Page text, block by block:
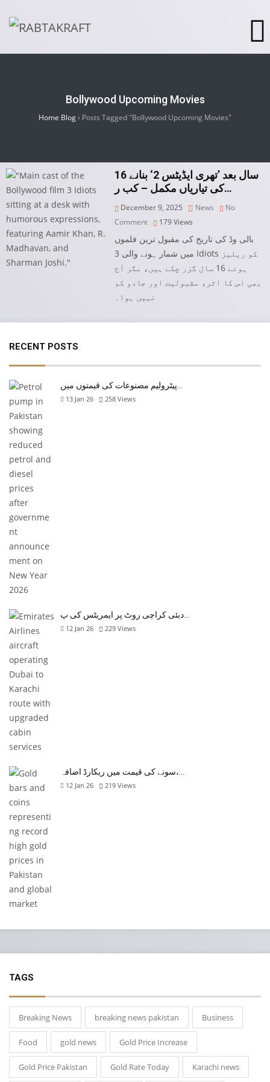
Bollywood Upcoming Movies
Home Blog› Posts Tagged "Bollywood Upcoming Movies"
16 سال بعد ’تھری ایڈیٹس 2‘ بنانے
کی تیاریاں مکمل – کب ر…
December 9, 2025 News
No
Comment
179Views
بالی وڈ کی تاریخ کی مقبول ترین فلموں
میں شمار ہونے والی 3 Idiots کو ریلیز
ہوئے 16 سال گزر چکے ہیں، مگر آج
بھی اس کا اثر، مقبولیت اور جادو کم
نہیں ہوا۔
RECENT POSTS
13 Jan 26 258 Views
12 Jan 26 229 Views
سونے کی قیمت میں ریکارڈ اضافہ،…
12 Jan 26 219 Views
TAGS
Breaking News breaking news pakistan Business
Food gold news Gold Price Increase
Gold Price Pakistan Gold Rate Today Karachi news